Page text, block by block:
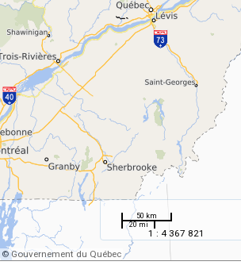
50 km
20 mi
1 : 4 367 821
© Gouvernement du Québec